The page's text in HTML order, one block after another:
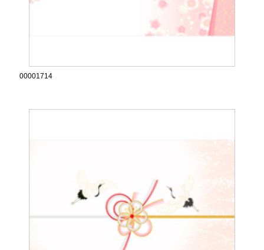
00001714